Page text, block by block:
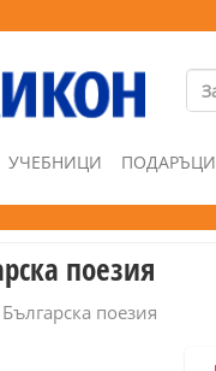
УЧЕБНИЦИ ПОДАРЪЦИ
поезия
Българска поезия